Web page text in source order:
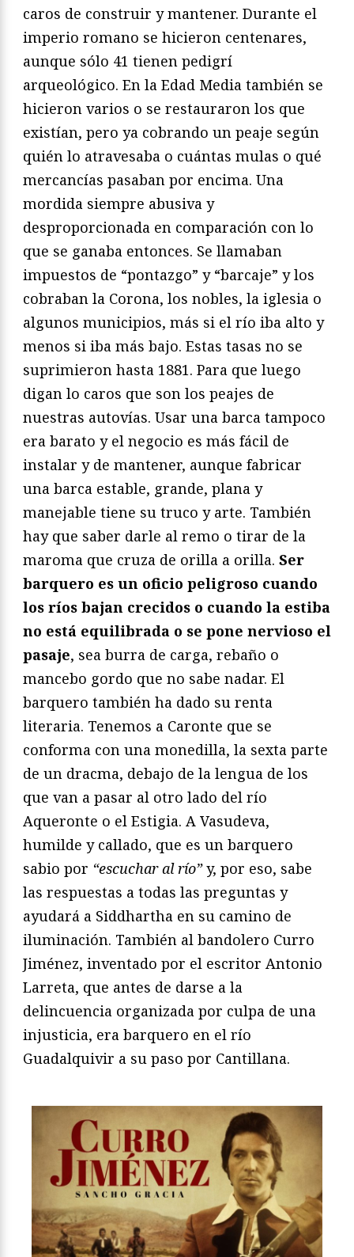
caros de construir y mantener. Durante el
imperio romano se hicieron centenares,
aunque sólo 41 tienen pedigrí
arqueológico. En la Edad Media también se
hicieron varios o se restauraron los que
existían, pero ya cobrando un peaje según
quién lo atravesaba o cuántas mulas o qué
mercancías pasaban por encima. Una
mordida siempre abusiva y
desproporcionada en comparación con lo
que se ganaba entonces. Se llamaban
impuestos de “pontazgo” y “barcaje” y los
cobraban la Corona, los nobles, la iglesia o
algunos municipios, más si el río iba alto y
menos si iba más bajo. Estas tasas no se
suprimieron hasta 1881. Para que luego
digan lo caros que son los peajes de
nuestras autovías. Usar una barca tampoco
era barato y el negocio es más fácil de
instalar y de mantener, aunque fabricar
una barca estable, grande, plana y
manejable tiene su truco y arte. También
hay que saber darle al remo o tirar de la
maroma que cruza de orilla a orilla. Ser
barquero es un oficio peligroso cuando
los ríos bajan crecidos o cuando la estiba
no está equilibrada o se pone nervioso el
pasaje, sea burra de carga, rebaño o
mancebo gordo que no sabe nadar. El
barquero también ha dado su renta
literaria. Tenemos a Caronte que se
conforma con una monedilla, la sexta parte
de un dracma, debajo de la lengua de los
que van a pasar al otro lado del río
Aqueronte o el Estigia. A Vasudeva,
humilde y callado, que es un barquero
sabio por “escuchar al río”y, por eso, sabe
las respuestas a todas las preguntas y
ayudará a Siddhartha en su camino de
iluminación. También al bandolero Curro
Jiménez, inventado por el escritor Antonio
Larreta, que antes de darse a la
delincuencia organizada por culpa de una
injusticia, era barquero en el río
Guadalquivir a su paso por Cantillana.